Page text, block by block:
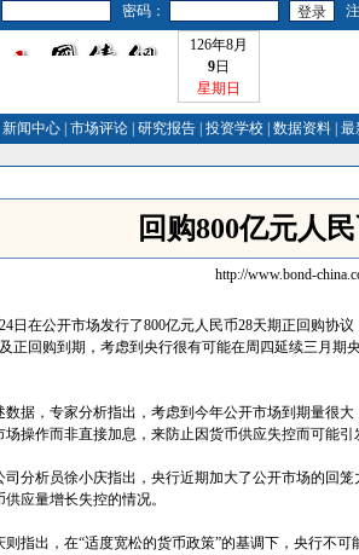
密码：
126年8月
9日
星期日
新闻中心 市场评论 研究报告 投资学校 数据资料 最
回购800亿元人
http://www.bond-
日在公开市场发行了800亿元人民币28天期正回购协
正回购到期，考虑到央行很有可能在周四延续三月期
，专家分析指出，考虑到今年公开市场到期量很大
场操作而非直接加息，来防止因货币供应失控而可能
析员徐小庆指出，央行近期加大了公开市场的回笼
应量增长失控的情况。
出，在“适度宽松的货币政策”的基调下，央行不可